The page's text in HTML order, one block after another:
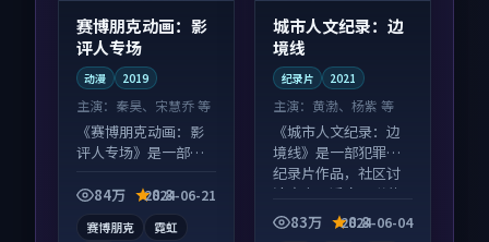
赛博朋克动画：影
评人专场
动漫 2019
主演： 秦昊、宋慧乔 等
《赛博朋克动画：影
评人专场》是一部科
关系层层推进，尾声
84万 8.8
2024-06-21
赛博朋克
霓虹
城市人文纪录：边
境线
纪录片 2021
主演： 黄渤、杨紫 等
《城市人文纪录：边
境线》是一部犯罪向
纪录片作品，社区讨
论度高，适合配弹幕
观看。
83万 8.8
2024-06-04